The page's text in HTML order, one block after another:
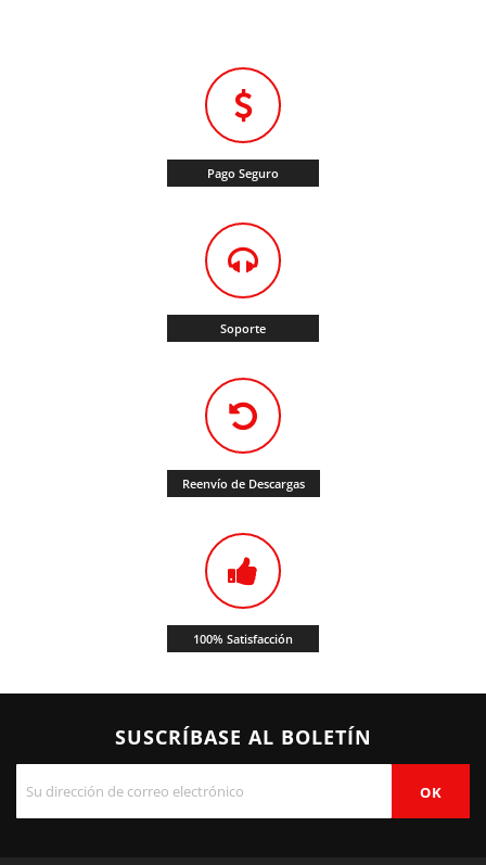
Pago Seguro
Soporte
Reenvío de Descargas
100% Satisfacción
SUSCRÍBASE AL BOLETÍN